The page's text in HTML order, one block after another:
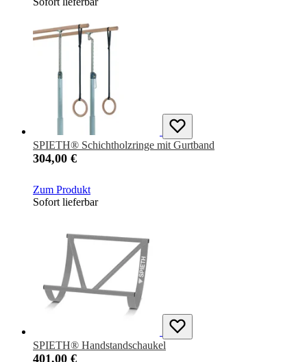
SPIETH® Schichtholzringe mit Gurtband
304,00 €
Zum Produkt
Sofort lieferbar
SPIETH® Handstandschaukel
401,00 €